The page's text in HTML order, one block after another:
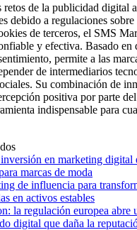
retos de la publicidad digital
debido a regulaciones
de terceros, el SMS
y efectiva. Basado en
permite a las
de intermediarios
Su combinación de
positiva por parte
indispensable para
en marketing digital
marcas de moda
de influencia para
en activos estables
la regulación europea abre
digital que daña la